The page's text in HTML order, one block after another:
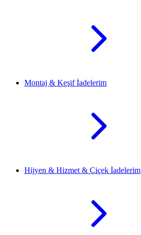
Montaj & Keşif İadelerim
Hijyen & Hizmet & Çiçek İadelerim